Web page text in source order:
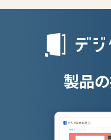
製品